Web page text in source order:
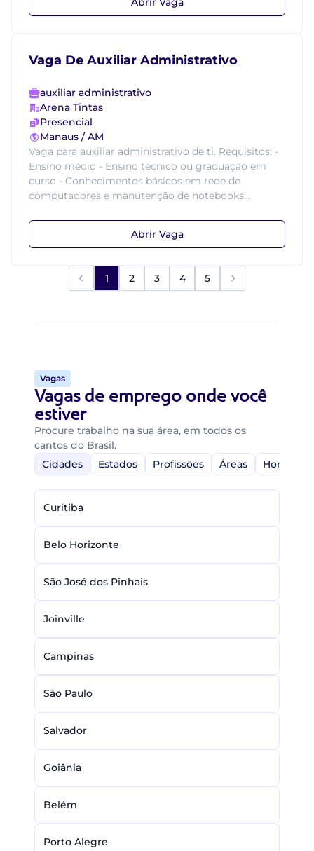
Vaga De Auxiliar Administrativo
auxiliar administrativo
Arena Tintas
Presencial
Manaus / AM
Vaga para auxiliar administrativo de ti. Requisitos: -
Ensino médio - Ensino técnico ou graduação em
curso - Conhecimentos básicos em rede de
computadores e manutenção de notebooks...
Abrir Vaga
1 2 3 4 5
Vagas
Vagas de emprego onde você
estiver
Procure trabalho na sua área, em todos os
cantos do Brasil.
Cidades
Estados Profissões Áreas Home-
Curitiba
Belo Horizonte
São José dos Pinhais
Joinville
Campinas
São Paulo
Salvador
Goiânia
Belém
Porto Alegre